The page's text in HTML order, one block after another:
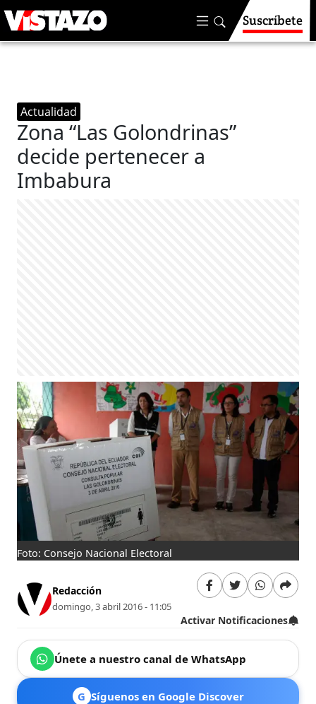
Suscríbete
Actualidad
Zona “Las Golondrinas”
decide pertenecer a
Imbabura
Foto: Consejo Nacional Electoral
Redacción
domingo, 3 abril 2016 - 11:05
Activar Notificaciones
Únete a nuestro canal de WhatsApp
G Síguenos en Google Discover